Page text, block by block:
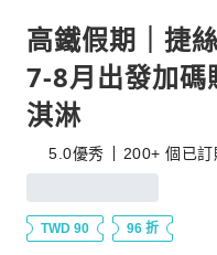
高鐵假期｜捷
7-8月出發加
淇淋
5.0優秀 200+ 個已訂
TWD 90 96 折